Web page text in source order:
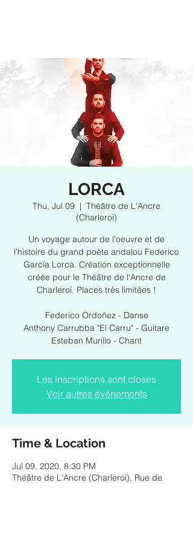
LORCA
Thu, Jul 09
  |
Théâtre de L'Ancre
(Charleroi)
Un voyage autour de l'oeuvre et de
l'histoire du grand poète andalou Federico
García Lorca. Création exceptionnelle
créée pour le Théâtre de l'Ancre de
Charleroi. Places très limitées !
Federico Ordoñez - Danse
Anthony Carrubba "El Carru" - Guitare
Esteban Murillo - Chant
Les inscriptions sont closes
Voir autres événements
Time & Location
Jul 09, 2020, 8:30 PM
Théâtre de L'Ancre (Charleroi), Rue de